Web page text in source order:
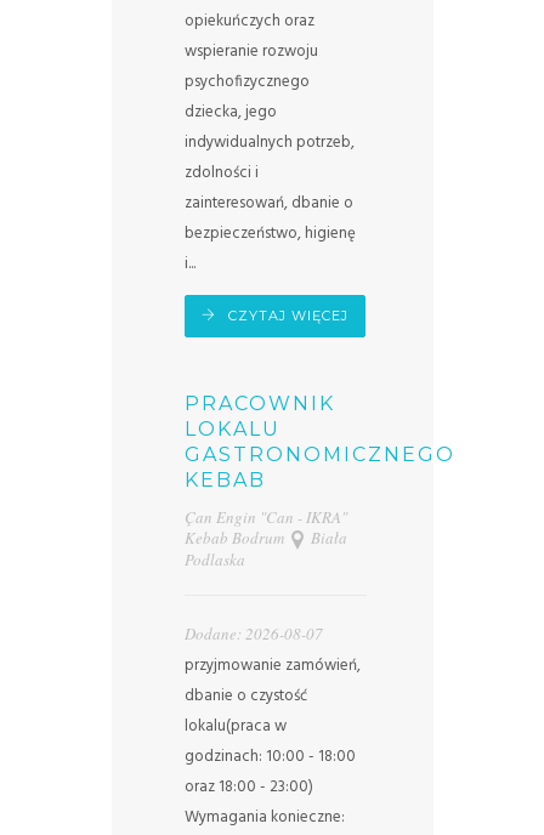
opiekuńczych oraz
wspieranie rozwoju
psychofizycznego
dziecka, jego
indywidualnych potrzeb,
zdolności i
zainteresowań, dbanie o
bezpieczeństwo, higienę
i...
CZYTAJ WIĘCEJ
PRACOWNIK
LOKALU
GASTRONOMICZNEGO
KEBAB
Çan Engin "Can - IKRA"
Kebab Bodrum
Biała
Podlaska
Dodane: 2026-08-07
przyjmowanie zamówień,
dbanie o czystość
lokalu(praca w
godzinach: 10:00 - 18:00
oraz 18:00 - 23:00)
Wymagania konieczne: